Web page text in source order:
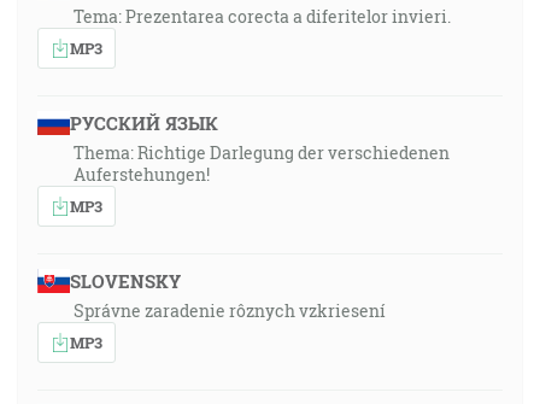
Tema: Prezentarea corecta a diferitelor invieri.
MP3
РУССКИЙ ЯЗЫК
Thema: Richtige Darlegung der verschiedenen
Auferstehungen!
MP3
SLOVENSKY
Správne zaradenie rôznych vzkriesení
MP3